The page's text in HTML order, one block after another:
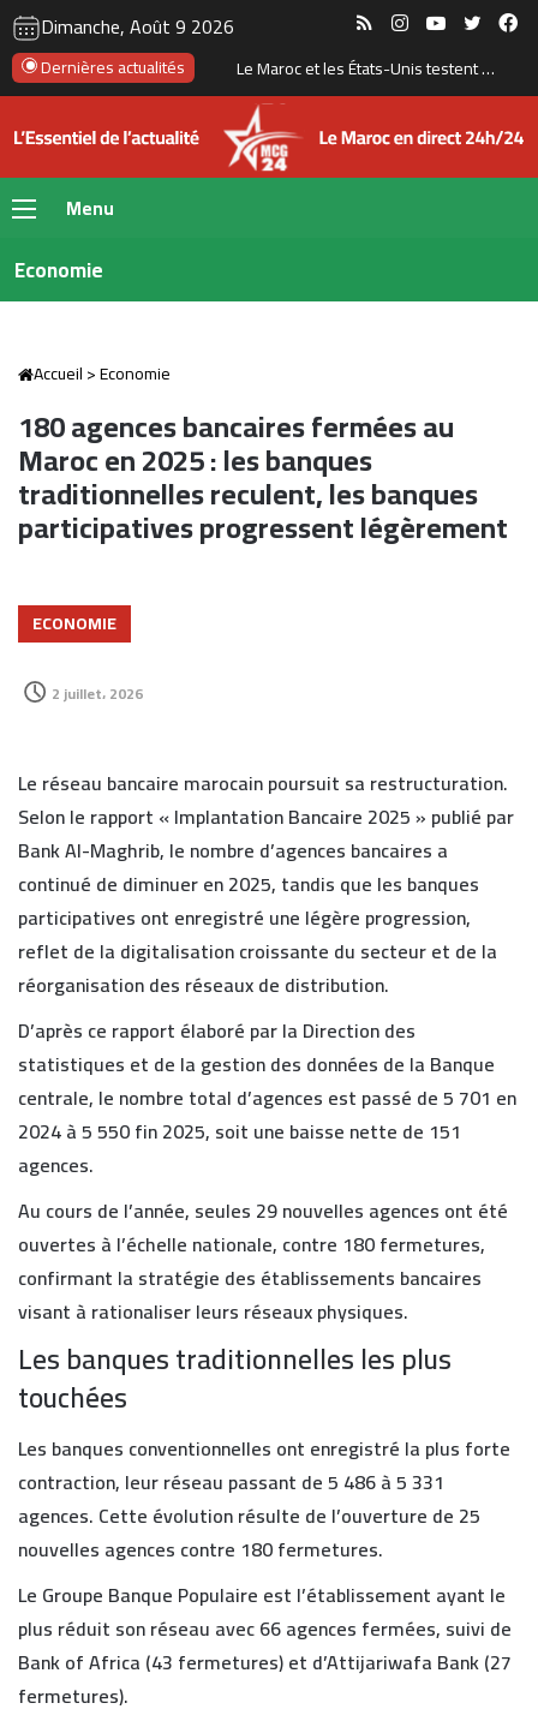
Dimanche, Août 9 2026 RSS InstagramYouTube
Dernières actualités Akdital ouvre 15% de sa holding internationale à Arab Invest pour accélérer son expansion
Menu
Economie
Accueil>Economie
180 agences bancaires fermées au
Maroc en 2025 : les banques
traditionnelles reculent, les banques
participatives progressent légèrement
ECONOMIE
2 juillet، 2026
Le réseau bancaire marocain poursuit sa restructuration.
Selon le rapport « Implantation Bancaire 2025 » publié par
Bank Al-Maghrib, le nombre d’agences bancaires a
continué de diminuer en 2025, tandis que les banques
participatives ont enregistré une légère progression,
reflet de la digitalisation croissante du secteur et de la
réorganisation des réseaux de distribution.
D’après ce rapport élaboré par la Direction des
statistiques et de la gestion des données de la Banque
centrale, le nombre total d’agences est passé de 5 701 en
2024 à 5 550 fin 2025, soit une baisse nette de 151
agences.
Au cours de l’année, seules 29 nouvelles agences ont été
ouvertes à l’échelle nationale, contre 180 fermetures,
confirmant la stratégie des établissements bancaires
visant à rationaliser leurs réseaux physiques.
Les banques traditionnelles les plus
touchées
Les banques conventionnelles ont enregistré la plus forte
contraction, leur réseau passant de 5 486 à 5 331
agences. Cette évolution résulte de l’ouverture de 25
nouvelles agences contre 180 fermetures.
Le Groupe Banque Populaire est l’établissement ayant le
plus réduit son réseau avec 66 agences fermées, suivi de
Bank of Africa (43 fermetures) et d’Attijariwafa Bank (27
fermetures).